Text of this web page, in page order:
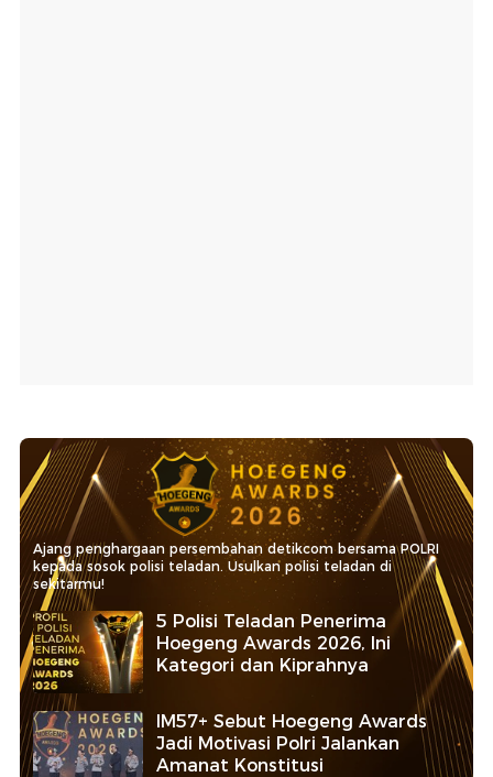
Ajang penghargaan persembahan detikcom bersama POLRI
kepada sosok polisi teladan. Usulkan polisi teladan di
sekitarmu!
5 Polisi Teladan Penerima
Hoegeng Awards 2026, Ini
Kategori dan Kiprahnya
IM57+ Sebut Hoegeng Awards
Jadi Motivasi Polri Jalankan
Amanat Konstitusi